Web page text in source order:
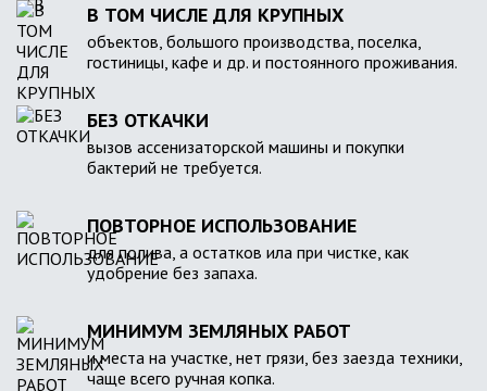
В ТОМ ЧИСЛЕ ДЛЯ КРУПНЫХ
объектов, большого производства, поселка,
гостиницы, кафе и др. и постоянного проживания.
БЕЗ ОТКАЧКИ
вызов ассенизаторской машины и покупки
бактерий не требуется.
ПОВТОРНОЕ ИСПОЛЬЗОВАНИЕ
для полива, а остатков ила при чистке, как
удобрение без запаха.
МИНИМУМ ЗЕМЛЯНЫХ РАБОТ
и места на участке, нет грязи, без заезда техники,
чаще всего ручная копка.